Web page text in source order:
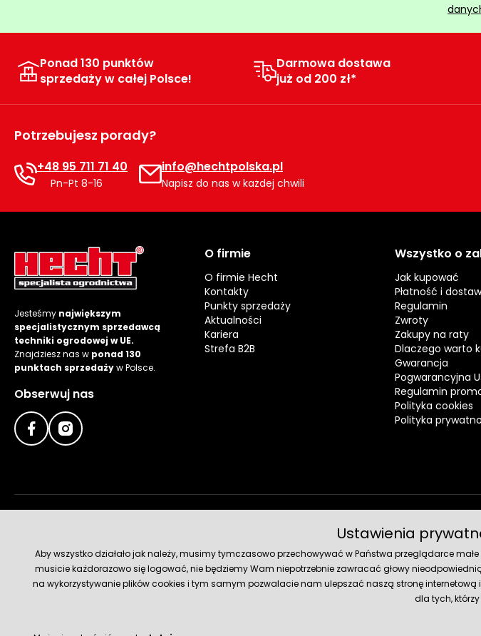
Ponad 130 punktów
sprzedaży w całej Polsce!
Darmowa dostawa
już od 200 zł*
Potrzebujesz porady?
+48 95 711 71 40
Pn-Pt 8-16
info@hechtpolska.pl
Napisz do nas w każdej chwili
Jesteśmy największym
specjalistycznym sprzedawcą
techniki ogrodowej w UE.
Znajdziesz nas w ponad 130
punktach sprzedażyw Polsce.
Obserwuj nas
O firmie
O firmie Hecht
Kontakty
Punkty sprzedaży
Aktualności
Kariera
Strefa B2B
Wszystko o
Jak kupować
Płatność i
Regulamin
Zwroty
Zakupy na raty
Dlaczego warto
Gwarancja
Pogwarancyjna
Regulamin
Polityka cookies
Polityka
Ustawienia
Aby wszystko działało jak należy, musimy tymczasowo przechowywać w Państwa przeglądarce
musicie każdorazowo się logować, nie będziemy Wam niepotrzebnie zawracać głowy
na wykorzystywanie plików cookies i tym samym pozwalacie nam ulepszać naszą stronę
dla tych,